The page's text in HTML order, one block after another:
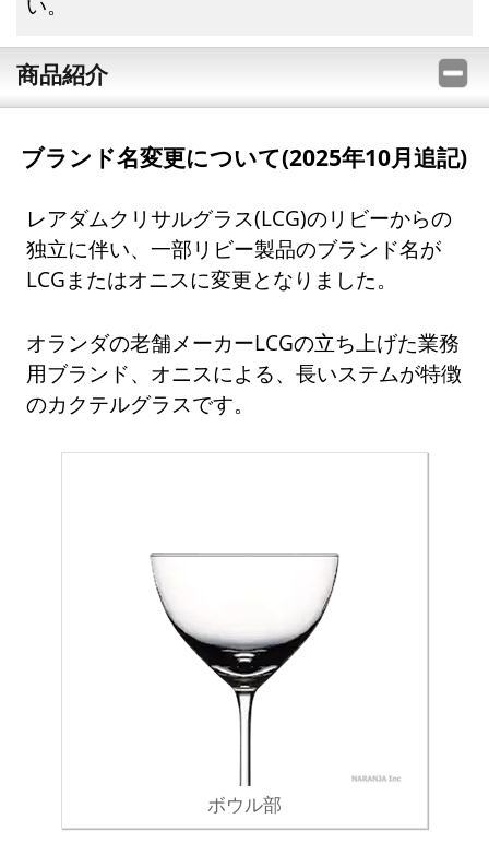
商品紹介
ブランド名変更について(2025年10月追記)
レアダムクリサルグラス(LCG)のリビーからの
独立に伴い、一部リビー製品のブランド名が
LCGまたはオニスに変更となりました。
オランダの老舗メーカーLCGの立ち上げた業務
用ブランド、オニスによる、長いステムが特徴
のカクテルグラスです。
ボウル部